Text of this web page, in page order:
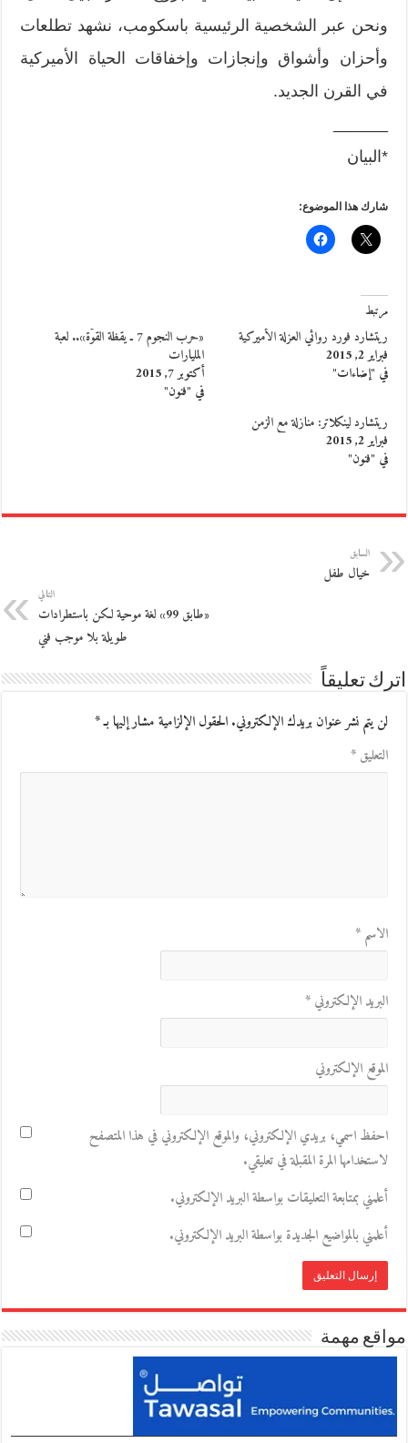
ونحن عبر الشخصية الرئيسية باسكومب، نشهد تطلعات
وأحزان وأشواق وإنجازات وإخفاقات الحياة الأميركية
في القرن الجديد.
*البيان
شارك هذا الموضوع:
مرتبط
ريتشارد فورد روائي العزلة الأميركية
فبراير 2, 2015
في "إضاءات"
«حرب النجوم 7 ـ يقظة القوّة».. لعبة
المليارات
أكتوبر 7, 2015
في "فنون"
ريتشارد لينكلاتر: منازلة مع الزمن
فبراير 2, 2015
في "فنون"
السابق
خيال طفل
التالي
«طابق 99» لغة موحية لكن باستطرادات
طويلة بلا موجب فني
اترك تعليقاً
لن يتم نشر عنوان بريدك الإلكتروني.الحقول الإلزامية مشار إليها بـ*
التعليق*
الاسم*
البريد الإلكتروني*
الموقع الإلكتروني
احفظ اسمي، بريدي الإلكتروني، والموقع الإلكتروني في هذا المتصفح
لاستخدامها المرة المقبلة في تعليقي.
أعلمني بمتابعة التعليقات بواسطة البريد الإلكتروني.
أعلمني بالمواضيع الجديدة بواسطة البريد الإلكتروني.
مواقع مهمة